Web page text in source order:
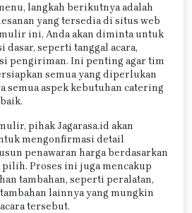
langkah berikutnya adalah
yang tersedia di situs web
ini, Anda akan diminta untuk
seperti tanggal acara,
pengiriman. Ini penting agar tim
semua yang diperlukan
semua aspek kebutuhan catering
pihak Jagarasa.id akan
mengonfirmasi detail
penawaran harga berdasarkan
pilih. Proses ini juga mencakup
tambahan, seperti peralatan,
lainnya yang mungkin
tersebut.